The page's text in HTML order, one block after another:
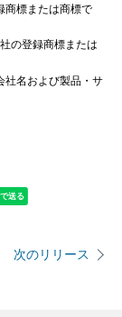
商標または商標で
の登録商標または
社名および製品・サ
送る
次のリリース